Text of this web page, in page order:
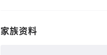
家族资料